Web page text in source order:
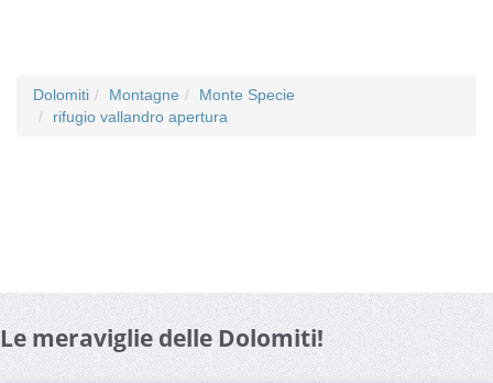
Dolomiti Montagne
Monte Specie
rifugio vallandro apertura
Le meraviglie delle Dolomiti!